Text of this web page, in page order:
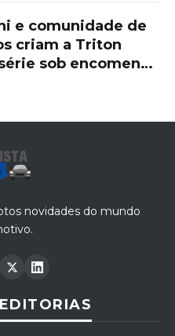
e comunidade de
criam a Triton
sob encomenda
novidades do mundo
EDITORIAS